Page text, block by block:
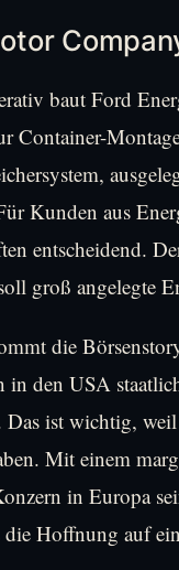
baut Ford
Container-
Kunden aus
entscheidend.
groß angelegte
die
den USA
Das ist wichtig,
Mit einem
in Europa
Hoffnung auf